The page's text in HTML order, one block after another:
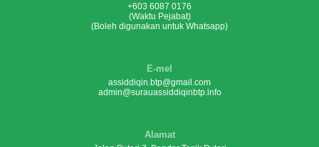
+603 6087 0176
(Waktu Pejabat)
(Boleh digunakan untuk Whatsapp)
E-mel
assiddiqin.btp@gmail.com
admin@surauassiddiqinbtp.info
Alamat